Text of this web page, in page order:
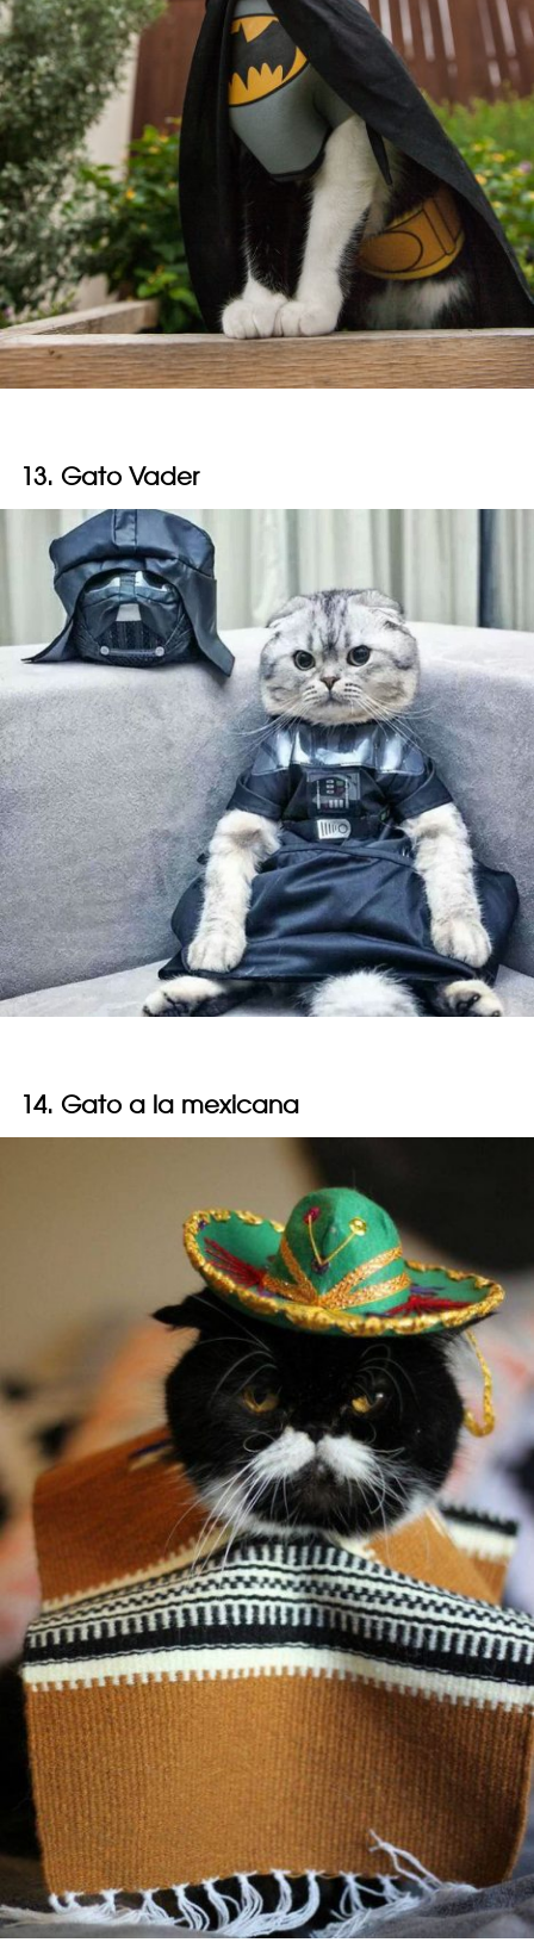
13. Gato Vader
14. Gato a la mexicana